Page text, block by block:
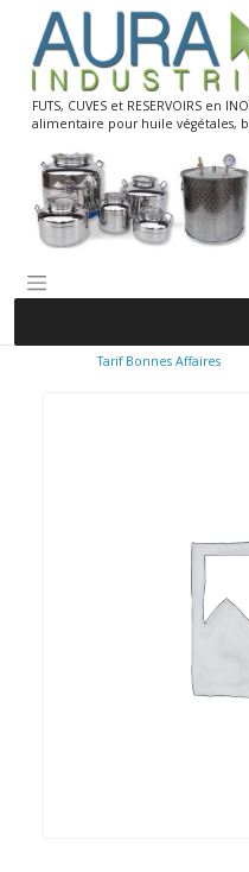
content
FUTS, CUVES et RESERVOIRS en
alimentaire pour huile végétales,
Tarif Bonnes Affaires